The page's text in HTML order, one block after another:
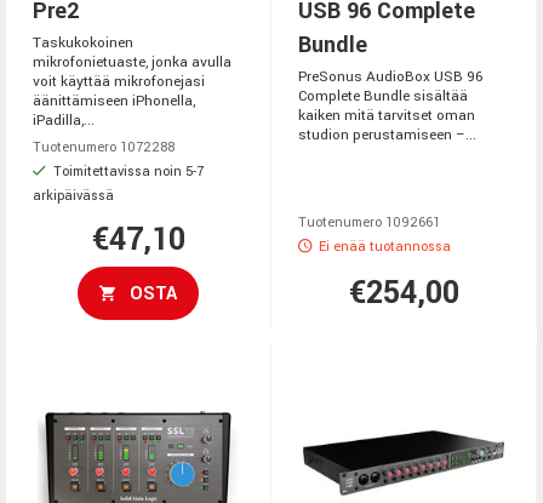
Pre2
Taskukokoinen
mikrofonietuaste, jonka avulla
voit käyttää mikrofonejasi
äänittämiseen iPhonella,
iPadilla,...
Tuotenumero 1072288
Toimitettavissa noin 5-7
arkipäivässä
€47,10
OSTA
USB 96 Complete
Bundle
PreSonus AudioBox USB 96
Complete Bundle sisältää
kaiken mitä tarvitset oman
studion perustamiseen –...
Tuotenumero 1092661
Ei enää tuotannossa
€254,00